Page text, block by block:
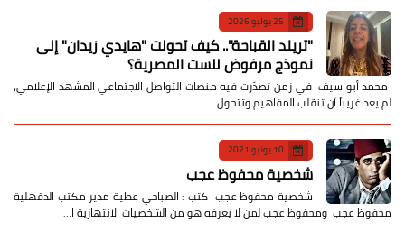
25 يوليو 2026
​"تريند القباحة".. كيف تحولت "هايدي زيدان" إلى
نموذج مرفوض للست المصرية؟
​ محمد أبو سيف ​في زمن تصدّرت فيه منصات التواصل الاجتماعي المشهد الإعلامي،
لم يعد غريباً أن تنقلب المفاهيم وتتحول …
10 يونيو 2021
شخصية محفوظ عجب
شخصية محفوظ عجب كتب : الصباحي عطية مدير مكتب الدقهلية
محفوظ عجب ومحفوظ عجب لمن لا يعرفه هو من الشخصيات الانتهازية ا…